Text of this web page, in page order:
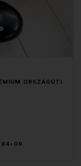
ORSZÁGÚTI
09